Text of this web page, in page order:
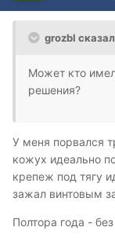
grozbl
Может кто
решения?
У меня порвался
кожух идеально
крепеж под тягу
зажал винтовым
Полтора года -